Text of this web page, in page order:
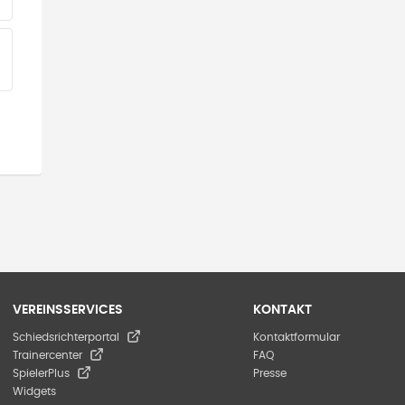
TEAMS“ HINZUFÜGEN
VEREINSSERVICES
Schiedsrichterportal
Trainercenter
SpielerPlus
Widgets
KONTAKT
Kontaktformular
FAQ
Presse